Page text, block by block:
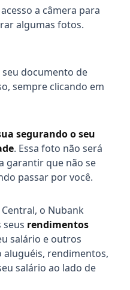
a câmera para
algumas fotos.
documento de
sempre clicando em
segurando o seu
. Essa foto não será
garantir que não se
passar por você.
o Nubank
rendimentos
salário e outros
aluguéis, rendimentos,
salário ao lado de